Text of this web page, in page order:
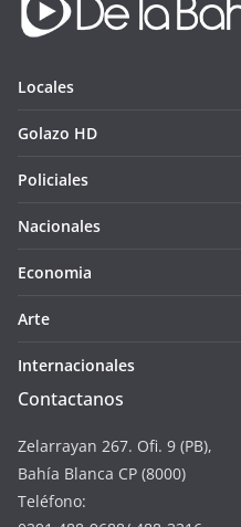
Locales
Golazo HD
Policiales
Nacionales
Economia
Arte
Internacionales
Contactanos
Zelarrayan 267. Ofi. 9 (PB),
Bahía Blanca CP (8000)
Teléfono: